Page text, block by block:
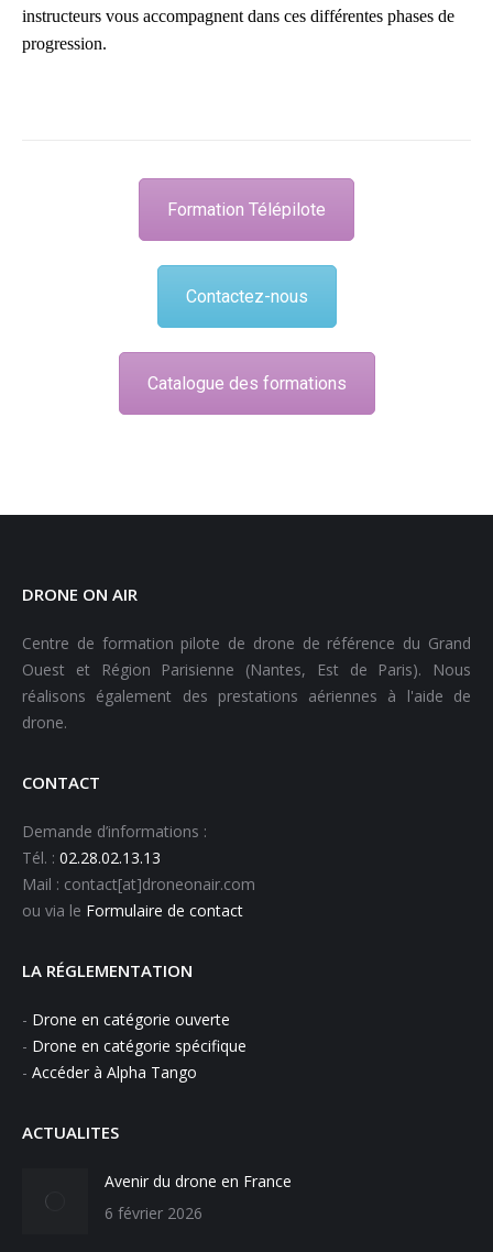
instructeurs vous accompagnent dans ces différentes phases de
progression.
Formation Télépilote
Contactez-nous
Catalogue des formations
DRONE ON AIR
Centre de formation pilote de drone de référence du Grand
Ouest et Région Parisienne (Nantes, Est de Paris). Nous
réalisons également des prestations aériennes à l'aide de
drone.
CONTACT
Demande d’informations :
Tél. : 02.28.02.13.13
Mail : contact[at]droneonair.com
ou via le Formulaire de contact
LA RÉGLEMENTATION
- Drone en catégorie ouverte
- Drone en catégorie spécifique
- Accéder à Alpha Tango
ACTUALITES
Avenir du drone en France
6 février 2026